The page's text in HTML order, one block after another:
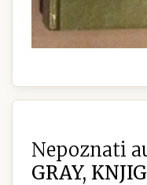
Nepoznati
GRAY,